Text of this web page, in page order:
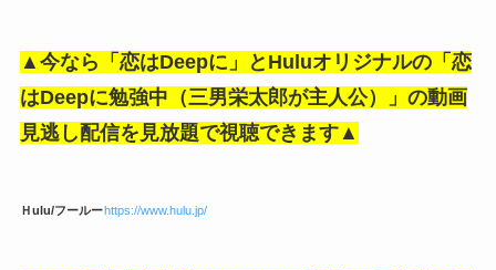
▲今なら「恋はDeepに」とHuluオリジナルの「恋
はDeepに勉強中（三男栄太郎が主人公）」の動画
見逃し配信を見放題で視聴できます▲
Ｈulu/フールーhttps://www.hulu.jp/